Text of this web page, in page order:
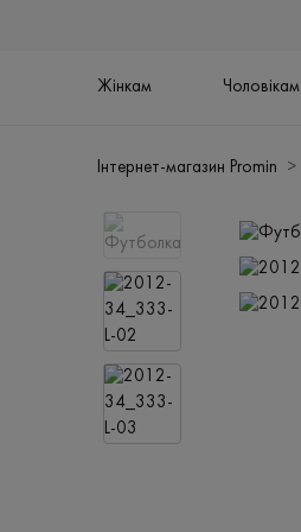
Жінкам Чоловікам
Інтернет-магазин Promin